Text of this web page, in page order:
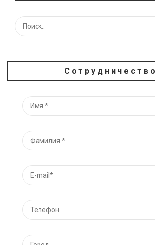
Сотрудничество